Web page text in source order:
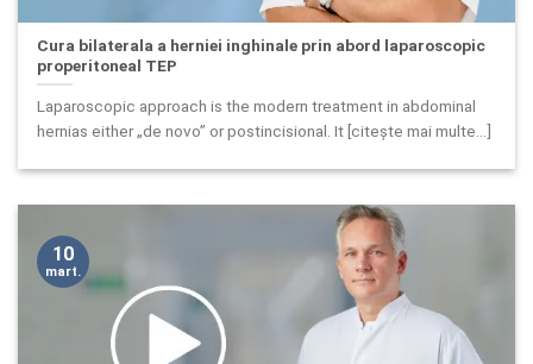
Cura bilaterala a herniei inghinale prin abord laparoscopic
properitoneal TEP
Laparoscopic approach is the modern treatment in abdominal
hernias either „de novo” or postincisional. It [citește mai multe...]
10
mart.